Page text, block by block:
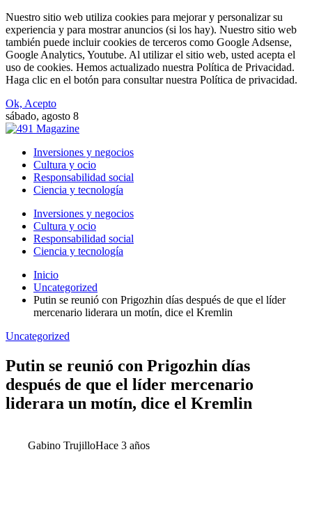
Nuestro sitio web utiliza cookies para mejorar y personalizar su
experiencia y para mostrar anuncios (si los hay). Nuestro sitio web
también puede incluir cookies de terceros como Google Adsense,
Google Analytics, Youtube. Al utilizar el sitio web, usted acepta el
uso de cookies. Hemos actualizado nuestra Política de Privacidad.
Haga clic en el botón para consultar nuestra Política de privacidad.
Ok, Acepto
sábado, agosto 8
Inversiones y negocios
Cultura y ocio
Responsabilidad social
Ciencia y tecnología
Inversiones y negocios
Cultura y ocio
Responsabilidad social
Ciencia y tecnología
Inicio
Uncategorized
Putin se reunió con Prigozhin días después de que el líder
mercenario liderara un motín, dice el Kremlin
Uncategorized
Putin se reunió con Prigozhin días
después de que el líder mercenario
liderara un motín, dice el Kremlin
Gabino TrujilloHace 3 años